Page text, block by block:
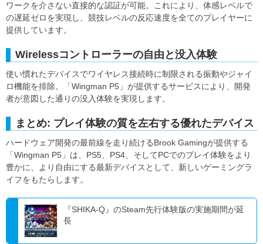
ワークを介さない直接的な認証が可能。これにより、体感レベルで
の遅延ゼロを実現し、競技レベルの反応速度を全てのプレイヤーに
提供しています。
Wirelessコントローラーの自由と没入体験
使い慣れたデバイスでワイヤレス接続時に制限される振動やジャイ
ロ機能を排除。「Wingman P5」が提供するサービスにより、開発
者が意図した通りの没入体験を実現します。
まとめ: プレイ体験の質を左右する優れたデバイス
ハードウェア開発の最前線を走り続けるBrook Gamingが提供する
「Wingman P5」は、PS5、PS4、そしてPCでのプレイ体験をより
豊かに、より自由にする最新デバイスとして、新しいゲーミングラ
イフをもたらします。
『SHIKA-Q』のSteam先行体験版の実施期間が延
長